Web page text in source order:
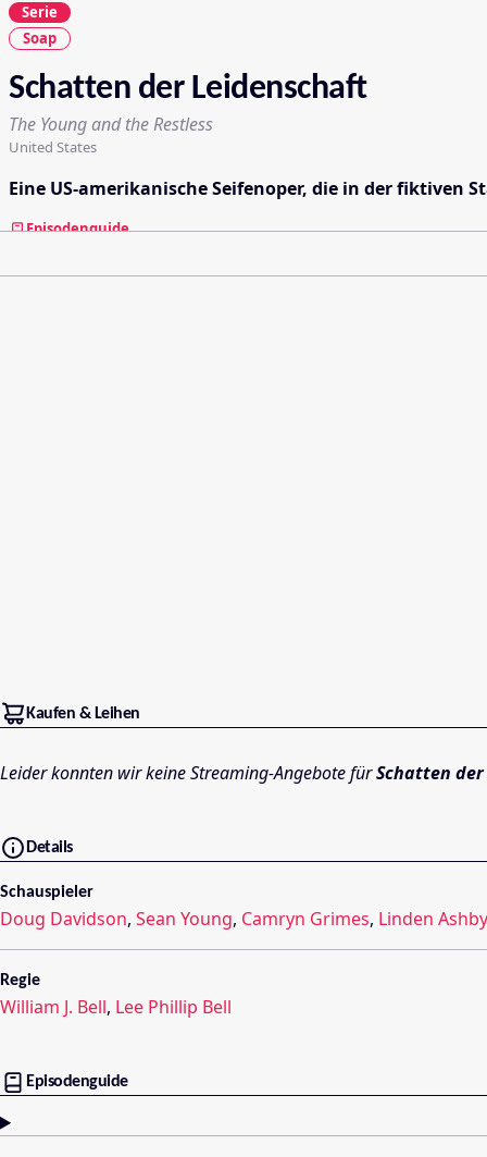
Serie
Soap
Schatten der Leidenschaft
The Young and the Restless
United States
Eine US-amerikanische Seifenoper, die in der fiktiven
Episodenguide
Kaufen & Leihen
Leider konnten wir keine Streaming-Angebote fürSchatten
Details
Schauspieler
Doug Davidson, Sean Young, Camryn Grimes, Linden Ashby
Regie
William J. Bell, Lee Phillip Bell
Episodenguide